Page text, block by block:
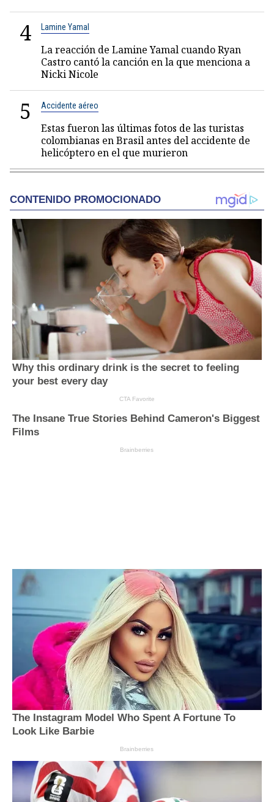
4 Lamine Yamal
La reacción de Lamine Yamal cuando Ryan
Castro cantó la canción en la que menciona a
Nicki Nicole
5 Accidente aéreo
Estas fueron las últimas fotos de las turistas
colombianas en Brasil antes del accidente de
helicóptero en el que murieron